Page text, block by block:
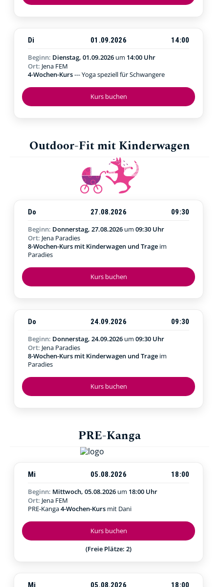
Kurs buchen
Di 01.09.2026
14:00
Beginn: Dienstag, 01.09.2026 um 14:00 Uhr
Ort: Jena FEM
4-Wochen-Kurs--- Yoga speziell für Schwangere
Outdoor-Fit mit Kinderwagen
Kurs buchen
Do 27.08.2026
09:30
Beginn: Donnerstag, 27.08.2026 um 09:30 Uhr
Ort: Jena Paradies
8-Wochen-Kurs mit Kinderwagen und Trage im
Paradies
Kurs buchen
Do 24.09.2026
09:30
Beginn: Donnerstag, 24.09.2026 um 09:30 Uhr
Ort: Jena Paradies
8-Wochen-Kurs mit Kinderwagen und Trage im
Paradies
PRE-Kanga
Kurs buchen
(Freie Plätze: 2)
Mi 05.08.2026
18:00
Beginn: Mittwoch, 05.08.2026 um 18:00 Uhr
Ort: Jena FEM
PRE-Kanga4-Wochen-Kurs mit Dani
Mi 05.08.2026 18:00